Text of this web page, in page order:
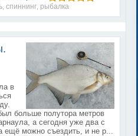
,спиннинг рыбалка
в
больше полутора метров
а сегодня уже два с
ещё можно съездить, и не р...